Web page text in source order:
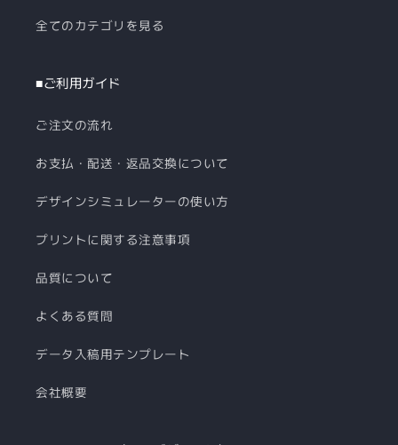
全てのカテゴリを見る
■ご利用ガイド
ご注文の流れ
お支払・配送・返品交換について
デザインシミュレーターの使い方
プリントに関する注意事項
品質について
よくある質問
データ入稿用テンプレート
会社概要